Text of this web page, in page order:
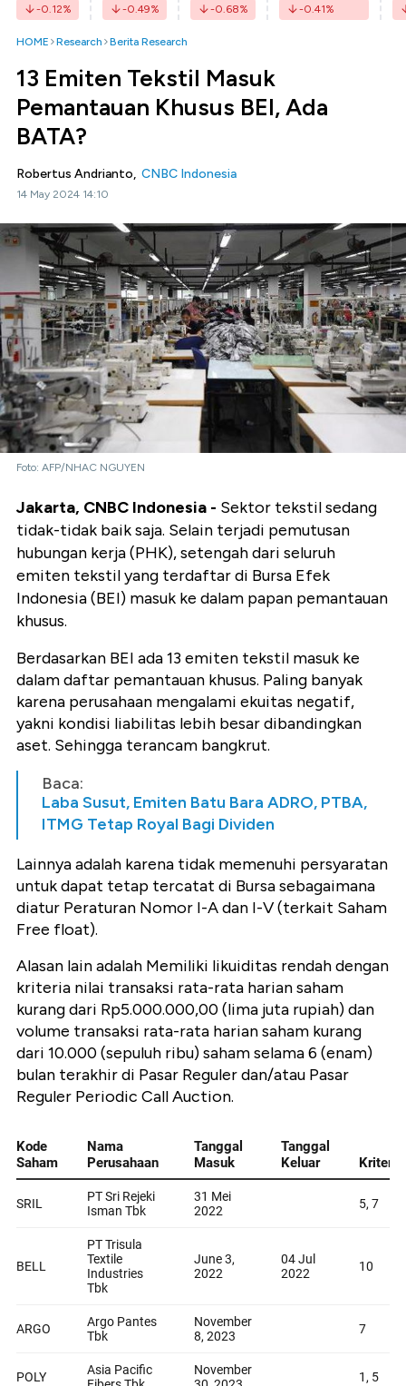
-0.12% -0.49% -0.68% -0.41%
HOME Research Berita Research
13 Emiten Tekstil Masuk
Pemantauan Khusus BEI, Ada
BATA?
Robertus Andrianto, CNBC Indonesia
14 May 2024 14:10
Foto: AFP/NHAC NGUYEN
Jakarta, CNBC Indonesia - Sektor tekstil sedang
tidak-tidak baik saja. Selain terjadi pemutusan
hubungan kerja (PHK), setengah dari seluruh
emiten tekstil yang terdaftar di Bursa Efek
Indonesia (BEI) masuk ke dalam papan pemantauan
khusus.
Berdasarkan BEI ada 13 emiten tekstil masuk ke
dalam daftar pemantauan khusus. Paling banyak
karena perusahaan mengalami ekuitas negatif,
yakni kondisi liabilitas lebih besar dibandingkan
aset. Sehingga terancam bangkrut.
Baca:
Laba Susut, Emiten Batu Bara ADRO, PTBA,
ITMG Tetap Royal Bagi Dividen
Lainnya adalah karena tidak memenuhi persyaratan
untuk dapat tetap tercatat di Bursa sebagaimana
diatur Peraturan Nomor I-A dan I-V (terkait Saham
Free float).
Alasan lain adalah Memiliki likuiditas rendah dengan
kriteria nilai transaksi rata-rata harian saham
kurang dari Rp5.000.000,00 (lima juta rupiah) dan
volume transaksi rata-rata harian saham kurang
dari 10.000 (sepuluh ribu) saham selama 6 (enam)
bulan terakhir di Pasar Reguler dan/atau Pasar
Reguler Periodic Call Auction.